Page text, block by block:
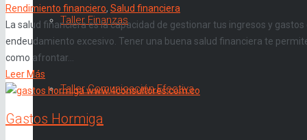
Taller Finanzas
Taller Comunicación Efectiva
Rendimiento financiero, Salud financiera
La salud financiera es la capacidad de gestionar tus ingresos y
endeudamiento excesivo. Tener una buena salud financiera te
como afrontar...
Leer Más
Gastos Hormiga